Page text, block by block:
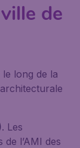
de
long de la
. Les
l’AMI des